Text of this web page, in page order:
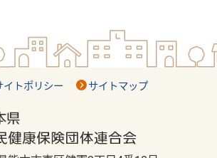
イトポリシー サイトマップ